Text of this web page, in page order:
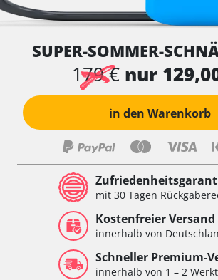
SUPER-SOMMER-
179 € nur
in den Warenkorb
mit 30 Tagen
Kostenfreier Versand
innerhalb von
Schneller Premium-
innerhalb von 1 – 2